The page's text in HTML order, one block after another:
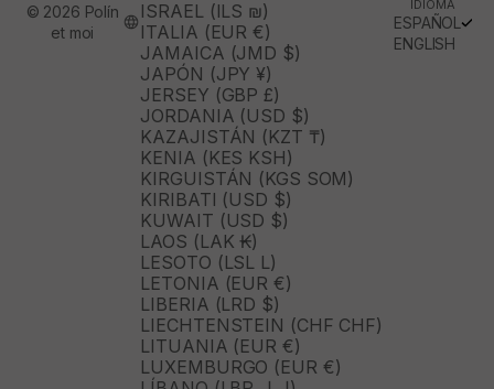
ISRAEL (ILS ₪)
ITALIA (EUR €)
JAMAICA (JMD $)
JAPÓN (JPY ¥)
JERSEY (GBP £)
JORDANIA (USD $)
KAZAJISTÁN (KZT ₸)
KENIA (KES KSH)
KIRGUISTÁN (KGS SOM)
KIRIBATI (USD $)
KUWAIT (USD $)
LAOS (LAK ₭)
LESOTO (LSL L)
LETONIA (EUR €)
LIBERIA (LRD $)
LIECHTENSTEIN (CHF CHF)
LITUANIA (EUR €)
LUXEMBURGO (EUR €)
IDIOMA
ESPAÑOL
ENGLISH
© 2026 Polín
et moi